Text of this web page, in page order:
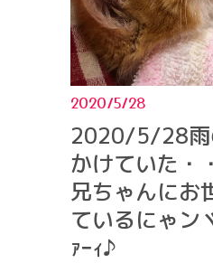
2020/5/28
2020/5/28雨
かけていた・
兄ちゃんにお
ているにゃン
ｧｰｨ♪